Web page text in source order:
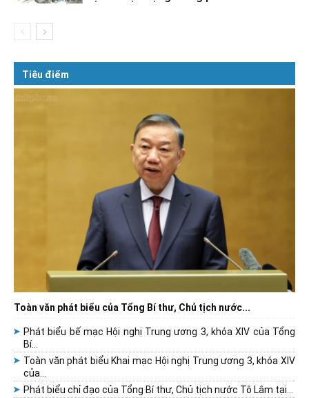
Tiêu điểm
Toàn văn phát biểu của Tổng Bí thư, Chủ tịch nước...
Phát biểu bế mạc Hội nghị Trung ương 3, khóa XIV của Tổng
Bí...
Toàn văn phát biểu Khai mạc Hội nghị Trung ương 3, khóa XIV
của...
Phát biểu chỉ đạo của Tổng Bí thư, Chủ tịch nước Tô Lâm tại...